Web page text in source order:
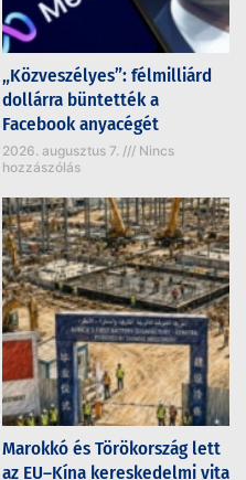
„Közveszélyes”: félmilliárd
dollárra büntették a
Facebook anyacégét
2026. augusztus 7.
Nincs
hozzászólás
Marokkó és Törökország lett
az EU–Kína kereskedelmi vita